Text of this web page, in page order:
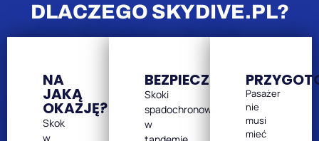
DLACZEGO SKYDIVE.PL?
NA
JAKĄ
OKAZJĘ?
Skok
w
BEZPIECZEŃSTWO
Skoki
spadochronowe
w
Pasażer
nie
musi
mieć